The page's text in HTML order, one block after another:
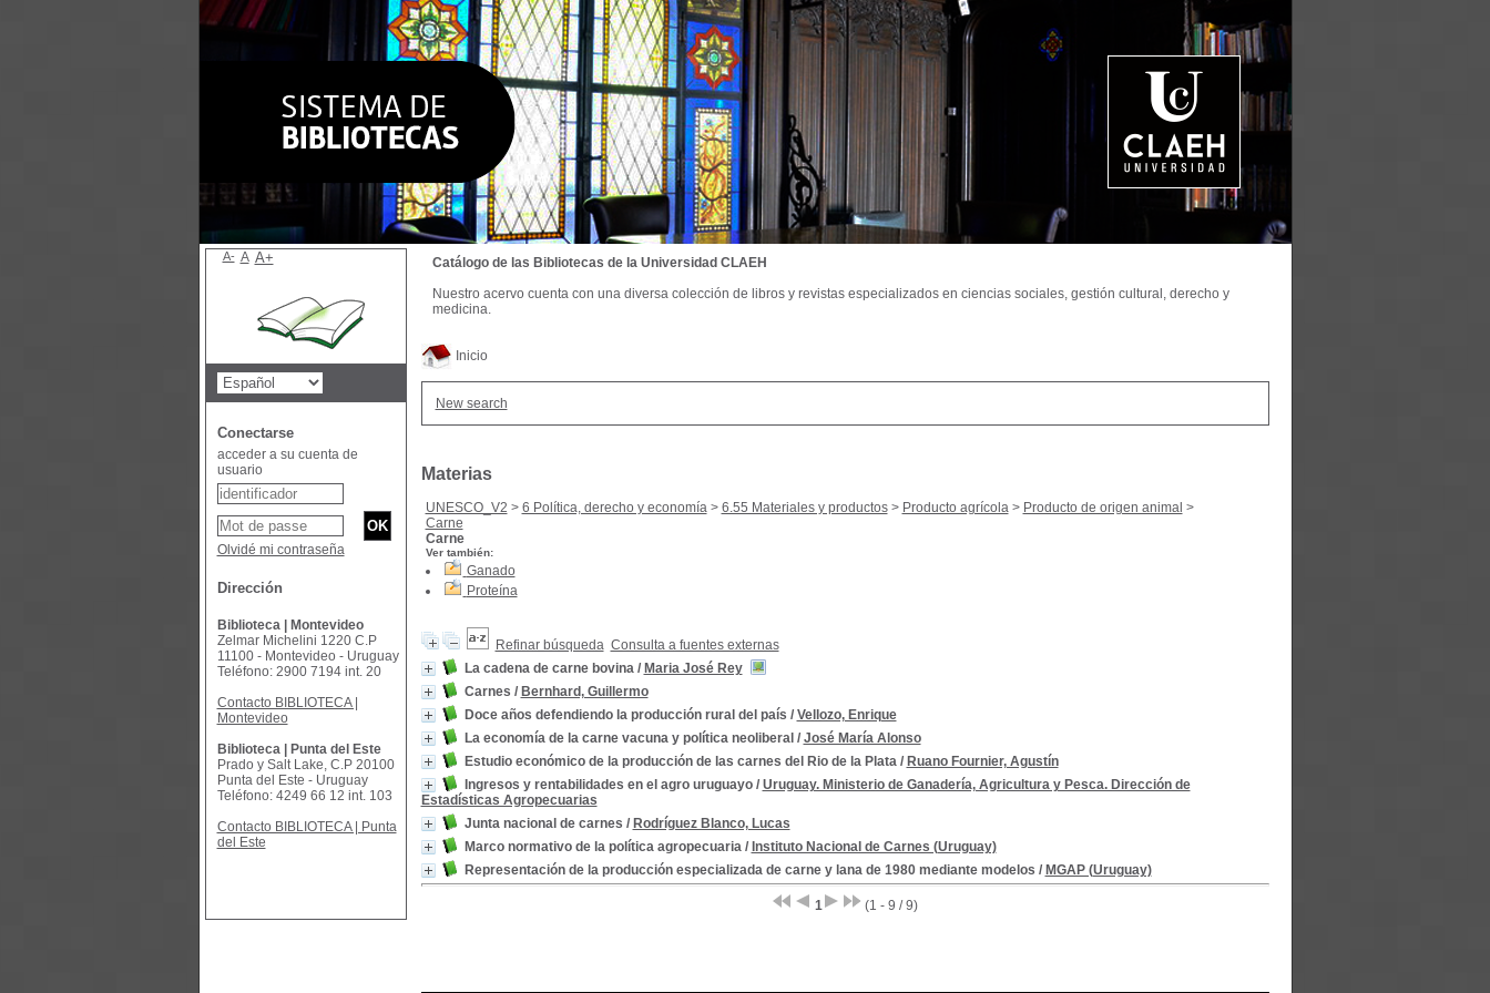
Inicio
New search
Materias
UNESCO_V2 > 6 Política, derecho y economía> 6.55 Materiales y productos> Producto agrícola> Producto de origen animal >
Carne
Carne
Ver también:
Ganado
Proteína
Refinar búsqueda Consulta a fuentes externas
La cadena de carne bovina/ Maria José Rey
Carnes / Bernhard, Guillermo
Doce años defendiendo la producción rural del país / Vellozo, Enrique
La economía de la carne vacuna y política neoliberal / José María Alonso
Estudio económico de la producción de las carnes del Rio de la Plata/ Ruano Fournier, Agustín
Ingresos y rentabilidades en el agro uruguayo/ Uruguay. Ministerio de Ganadería, Agricultura y Pesca. Dirección de
Estadísticas Agropecuarias
Junta nacional de carnes / Rodríguez Blanco, Lucas
Marco normativo de la política agropecuaria/ Instituto Nacional de Carnes (Uruguay)
Representación de la producción especializada de carne y lana de 1980 mediante modelos / MGAP (Uruguay)
1 (1 - 9 / 9)
Catálogo de las Bibliotecas de la Universidad CLAEH
Nuestro acervo cuenta con una diversa colección de libros y revistas especializados en ciencias sociales, gestión cultural, derecho y
medicina.
A- A A+
Conectarse
acceder a su cuenta de
usuario
Olvidé mi contraseña
Dirección
Biblioteca | Montevideo
Zelmar Michelini 1220 C.P
11100 - Montevideo - Uruguay
Teléfono: 2900 7194 int. 20
Contacto BIBLIOTECA |
Montevideo
Biblioteca | Punta del Este
Prado y Salt Lake, C.P 20100
Punta del Este - Uruguay
Teléfono: 4249 66 12 int. 103
Contacto BIBLIOTECA | Punta
del Este